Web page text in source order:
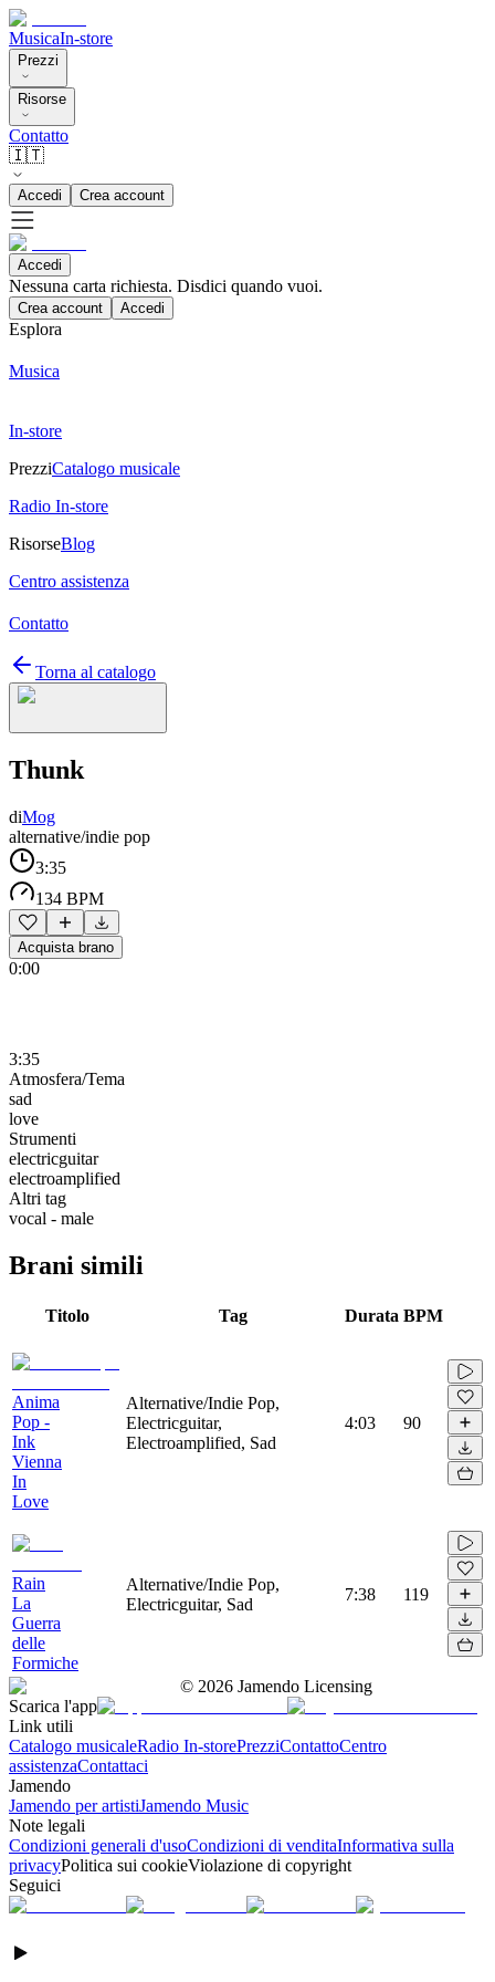
MusicaIn-store
Prezzi
Risorse
Contatto
🇮🇹
Accedi Crea account
Accedi
Nessuna carta richiesta. Disdici quando vuoi.
Crea account Accedi
Esplora
Musica
In-store
PrezziCatalogo musicale
Radio In-store
RisorseBlog
Centro assistenza
Contatto
Torna al catalogo
Thunk
diMog
alternative/indie pop
3:35
134 BPM
Acquista brano
0:00
3:35
Atmosfera/Tema
sad
love
Strumenti
electricguitar
electroamplified
Altri tag
vocal - male
Brani simili
Titolo Tag Durata BPM
Anima
Pop -
Ink
Vienna
In
Love
Alternative/Indie Pop,
Electricguitar,
Electroamplified, Sad
4:03 90
Rain
La
Guerra
delle
Formiche
Alternative/Indie Pop,
Electricguitar, Sad
7:38 119
© 2026 Jamendo Licensing
Scarica l'app
Link utili
Catalogo musicaleRadio In-storePrezziContattoCentro
assistenzaContattaci
Jamendo
Jamendo per artistiJamendo Music
Note legali
Condizioni generali d'usoCondizioni di venditaInformativa sulla
privacyPolitica sui cookieViolazione di copyright
Seguici